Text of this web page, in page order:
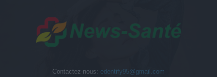
Contactez-nous: edentify95@gmail.com